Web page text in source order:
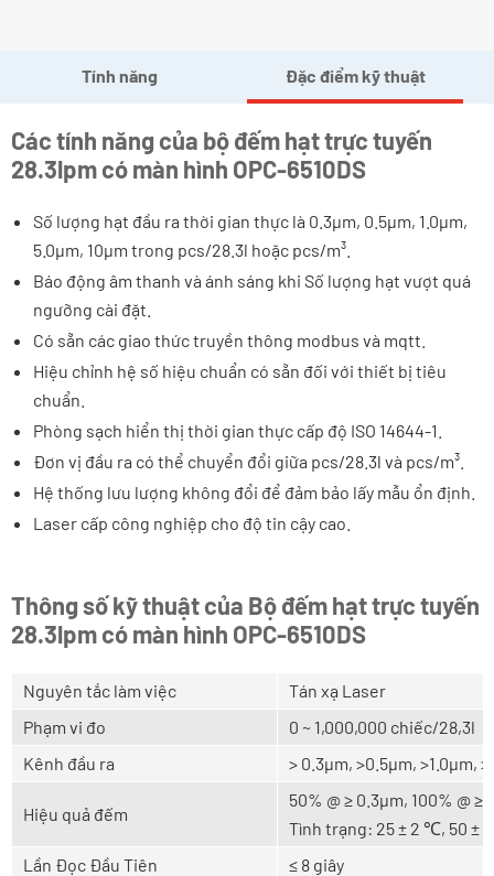
Tính năng Đặc điểm kỹ thuật
Các tính năng của bộ đếm hạt trực tuyến
28.3lpm có màn hình OPC-6510DS
Số lượng hạt đầu ra thời gian thực là 0.3μm, 0.5μm, 1.0μm,
5.0μm, 10μm trong pcs/28.3l hoặc pcs/m³.
Báo động âm thanh và ánh sáng khi Số lượng hạt vượt quá
ngưỡng cài đặt.
Có sẵn các giao thức truyền thông modbus và mqtt.
Hiệu chỉnh hệ số hiệu chuẩn có sẵn đối với thiết bị tiêu
chuẩn.
Phòng sạch hiển thị thời gian thực cấp độ ISO 14644-1.
Đơn vị đầu ra có thể chuyển đổi giữa pcs/28.3l và pcs/m³.
Hệ thống lưu lượng không đổi để đảm bảo lấy mẫu ổn định.
Laser cấp công nghiệp cho độ tin cậy cao.
Thông số kỹ thuật của Bộ đếm hạt trực tuyến
28.3lpm có màn hình OPC-6510DS
Nguyên tắc làm việc
Tán xạ Laser
Phạm vi đo
0 ~ 1,000,000 chiếc/28,3l
Kênh đầu ra
> 0.3μm, >0.5μm, >1.0μm,
Hiệu quả đếm
50% @ ≥ 0.3μm, 100% @ ≥
Tình trạng: 25 ± 2 ℃, 50 ±
Lần Đọc Đầu Tiên
≤ 8 giây